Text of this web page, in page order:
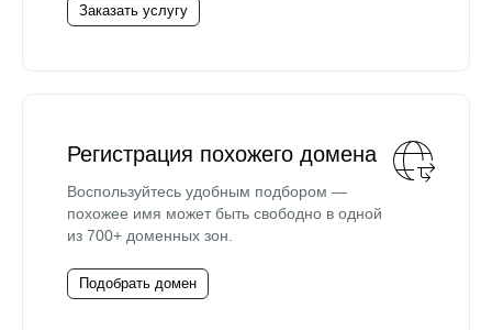
Заказать услугу
Регистрация похожего домена
Воспользуйтесь удобным подбором —
похожее имя может быть свободно в одной
из 700+ доменных зон.
Подобрать домен